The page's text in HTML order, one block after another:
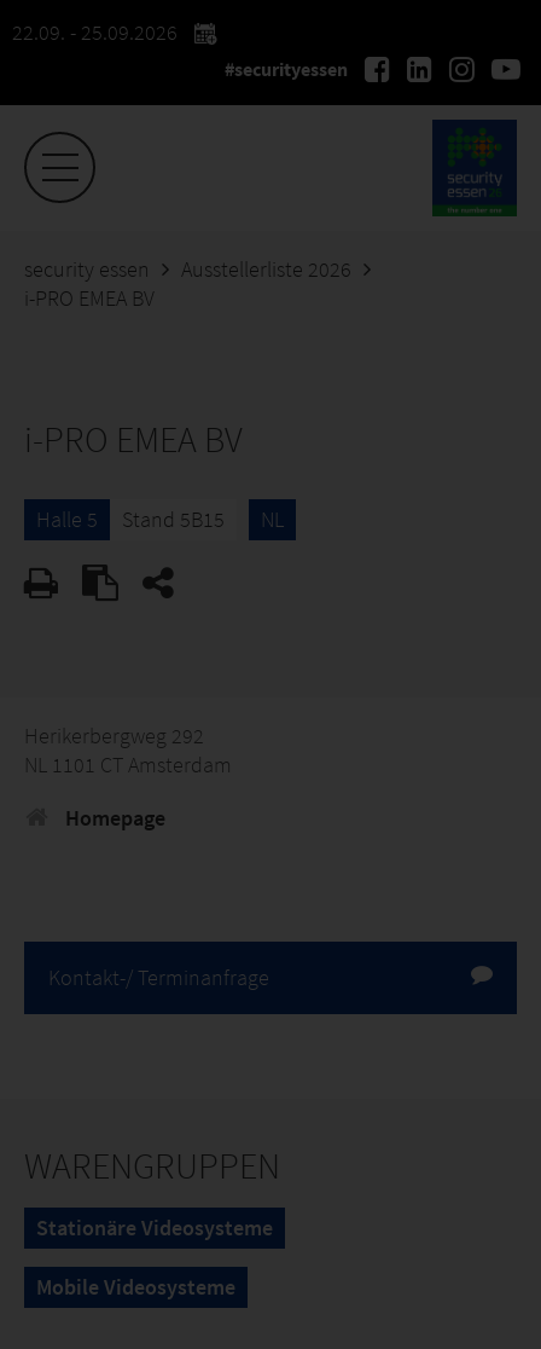
22.09. - 25.09.2026
#securityessen
security essen
Ausstellerliste 2026
i-PRO EMEA BV
i-PRO EMEA BV
Halle 5 Stand 5B15 NL
Herikerbergweg 292
NL 1101 CT Amsterdam
Homepage
Kontakt-/ Terminanfrage
WARENGRUPPEN
Stationäre Videosysteme
Mobile Videosysteme